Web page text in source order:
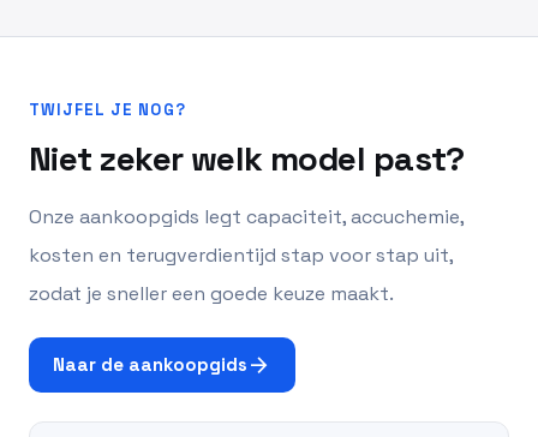
TWIJFEL JE NOG?
Niet zeker welk model past?
Onze aankoopgids legt capaciteit, accuchemie,
kosten en terugverdientijd stap voor stap uit,
zodat je sneller een goede keuze maakt.
Naar de aankoopgids arrow_forward